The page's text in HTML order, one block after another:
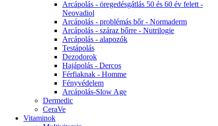
Arcápolás - öregedésgátlás 50 és 60 év felett -
Neovadiol
Arcápolás - problémás bőr - Normaderm
Arcápolás - száraz bőrre - Nutrilogie
Arcápolás - alapozók
Testápolás
Dezodorok
Hajápolás - Dercos
Férfiaknak - Homme
Fényvédelem
Arcápolás-Slow Age
Dermedic
CeraVe
Vitaminok